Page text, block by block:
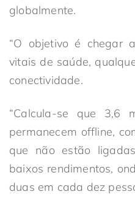
globalmente.
“O objetivo é chegar
vitais de saúde,
conectividade.
“Calcula-se que 3,6
permanecem offline,
que não estão
baixos rendimentos,
duas em cada dez